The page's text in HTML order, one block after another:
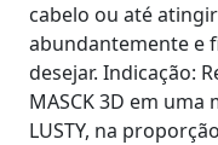
cabelo ou até
abundantemente e
desejar. Indicação:
MASCK 3D em
LUSTY, na